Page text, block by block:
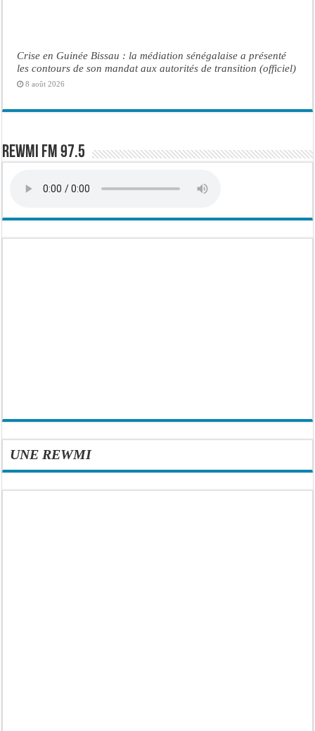
Crise en Guinée Bissau : la médiation sénégalaise a présenté
les contours de son mandat aux autorités de transition (officiel)
8 août 2026
Rewmi FM 97.5
UNE REWMI